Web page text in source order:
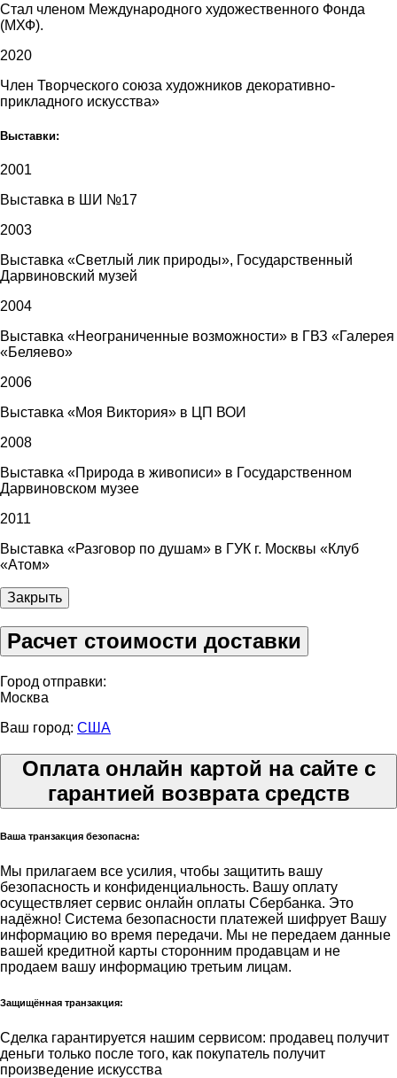
Стал членом Международного художественного Фонда
(МХФ).
2020
Член Творческого союза художников декоративно-
прикладного искусства»
Выставки:
2001
Выставка в ШИ №17
2003
Выставка «Светлый лик природы», Государственный
Дарвиновский музей
2004
Выставка «Неограниченные возможности» в ГВЗ «Галерея
«Беляево»
2006
Выставка «Моя Виктория» в ЦП ВОИ
2008
Выставка «Природа в живописи» в Государственном
Дарвиновском музее
2011
Выставка «Разговор по душам» в ГУК г. Москвы «Клуб
«Атом»
Закрыть
Расчет стоимости доставки
Город отправки:
Москва
Ваш город: США
Оплата онлайн картой на сайте с
гарантией возврата средств
Ваша транзакция безопасна:
Мы прилагаем все усилия, чтобы защитить вашу
безопасность и конфиденциальность. Вашу оплату
осуществляет сервис онлайн оплаты Сбербанка. Это
надёжно! Система безопасности платежей шифрует Вашу
информацию во время передачи. Мы не передаем данные
вашей кредитной карты сторонним продавцам и не
продаем вашу информацию третьим лицам.
Защищённая транзакция:
Сделка гарантируется нашим сервисом: продавец получит
деньги только после того, как покупатель получит
произведение искусства